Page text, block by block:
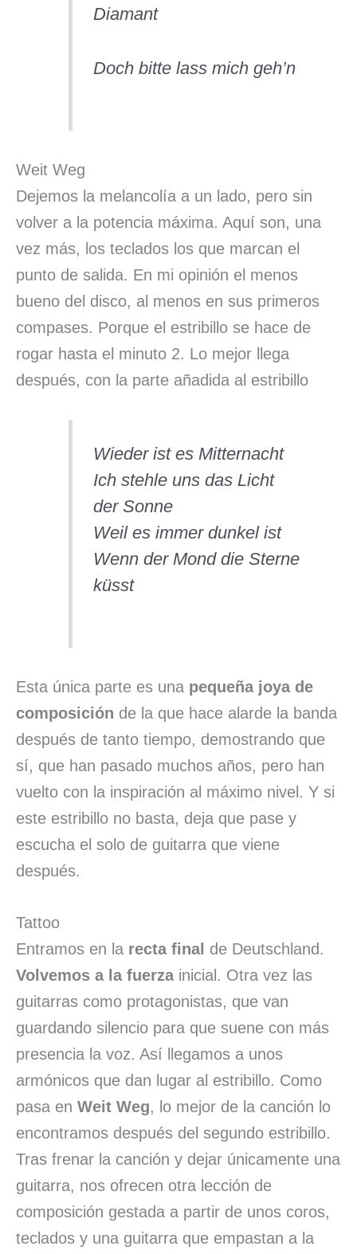
Diamant
Doch bitte lass mich geh’n
Weit Weg
Dejemos la melancolía a un lado, pero sin
volver a la potencia máxima. Aquí son, una
vez más, los teclados los que marcan el
punto de salida. En mi opinión el menos
bueno del disco, al menos en sus primeros
compases. Porque el estribillo se hace de
rogar hasta el minuto 2. Lo mejor llega
después, con la parte añadida al estribillo
Wieder ist es Mitternacht
Ich stehle uns das Licht
der Sonne
Weil es immer dunkel ist
Wenn der Mond die Sterne
küsst
Esta única parte es una pequeña joya de
composición de la que hace alarde la banda
después de tanto tiempo, demostrando que
sí, que han pasado muchos años, pero han
vuelto con la inspiración al máximo nivel. Y si
este estribillo no basta, deja que pase y
escucha el solo de guitarra que viene
después.
Tattoo
Entramos en la recta final de Deutschland.
Volvemos a la fuerzainicial. Otra vez las
guitarras como protagonistas, que van
guardando silencio para que suene con más
presencia la voz. Así llegamos a unos
armónicos que dan lugar al estribillo. Como
pasa en Weit Weg, lo mejor de la canción lo
encontramos después del segundo estribillo.
Tras frenar la canción y dejar únicamente una
guitarra, nos ofrecen otra lección de
composición gestada a partir de unos coros,
teclados y una guitarra que empastan a la